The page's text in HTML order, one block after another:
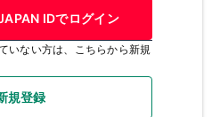
IDでログイン
いない方は、こちらから新規
規登録